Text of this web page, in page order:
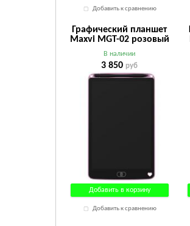
Добавить к сравнению
Графический планшет
Maxvi MGT-02 розовый
В наличии
3 850 руб
Добавить в корзину
Добавить к сравнению